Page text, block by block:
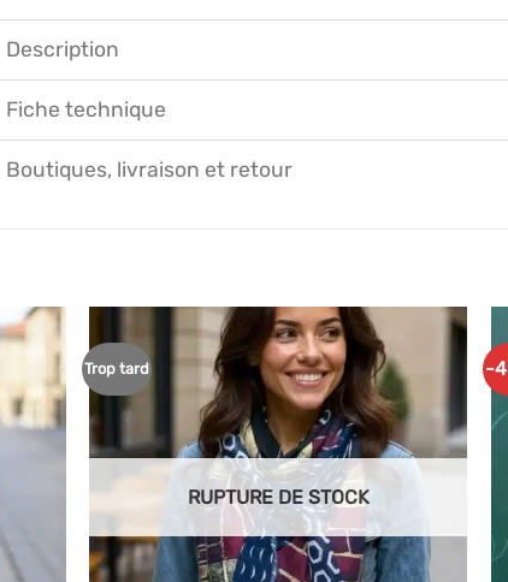
Description
Fiche technique
Boutiques, livraison et retour
à mes
articles
favoris
Trop tard
Ajouter
articles
favoris
RUPTURE DE STOCK
-